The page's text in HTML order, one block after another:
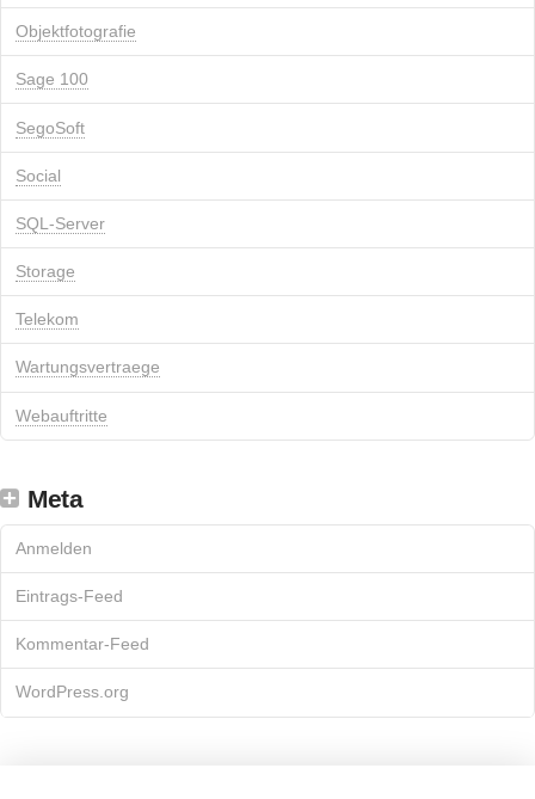
Objektfotografie
Sage 100
SegoSoft
Social
SQL-Server
Storage
Telekom
Wartungsvertraege
Webauftritte
Meta
Anmelden
Eintrags-Feed
Kommentar-Feed
WordPress.org